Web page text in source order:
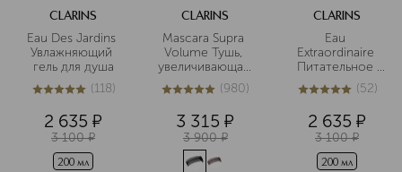
CLARINS
Eau Des Jardins
Увлажняющий
гель для душа
5из 5118 (118)
2 635 ¤
3 100 ¤
200 мл
CLARINS
Mascara Supra
Volume Тушь,
увеличивающая
объем ресниц
5из 5980 (980)
3 315 ¤
3 900 ¤
CLARINS
Eau
Extraordinaire
Питательное
молочко для
душа
4.9из552 (52)
2 635 ¤
3 100 ¤
200 мл